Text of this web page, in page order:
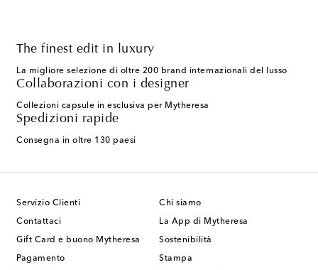
The finest edit in luxury
La migliore selezione di oltre 200 brand internazionali del lusso
Collaborazioni con i designer
Collezioni capsule in esclusiva per Mytheresa
Spedizioni rapide
Consegna in oltre 130 paesi
Servizio Clienti
Contattaci
Gift Card e buono Mytheresa
Pagamento
Chi siamo
La App di Mytheresa
Sostenibilità
Stampa